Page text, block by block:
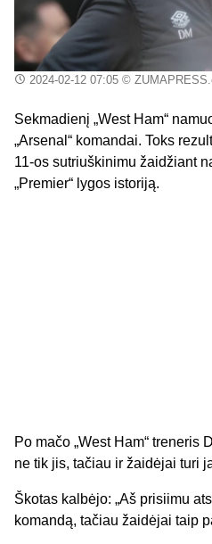
2024-02-12 07:05©
Sekmadienį „West Ham“
„Arsenal“ komandai. Toks
11-os sutriuškinimu žaidžiant
„Premier“ lygos istoriją.
Po mačo „West Ham“ treneris
ne tik jis, tačiau ir žaidėjai turi
Škotas kalbėjo: „Aš prisiimu
komandą, tačiau žaidėjai taip